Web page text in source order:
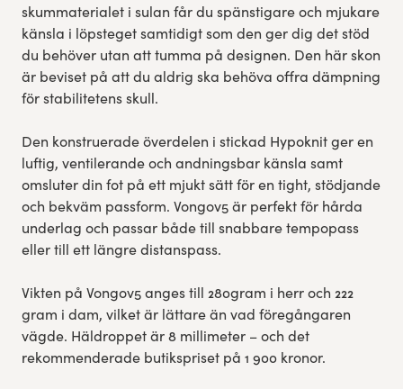
skummaterialet i sulan får du spänstigare och mjukare
känsla i löpsteget samtidigt som den ger dig det stöd
du behöver utan att tumma på designen. Den här skon
är beviset på att du aldrig ska behöva offra dämpning
för stabilitetens skull.
Den konstruerade överdelen i stickad Hypoknit ger en
luftig, ventilerande och andningsbar känsla samt
omsluter din fot på ett mjukt sätt för en tight, stödjande
och bekväm passform. Vongov5 är perfekt för hårda
underlag och passar både till snabbare tempopass
eller till ett längre distanspass.
Vikten på Vongov5 anges till 280gram i herr och 222
gram i dam, vilket är lättare än vad föregångaren
vägde. Häldroppet är 8 millimeter – och det
rekommenderade butikspriset på 1 900 kronor.